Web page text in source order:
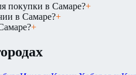
покупки в Самаре?+
в Самаре?+
+